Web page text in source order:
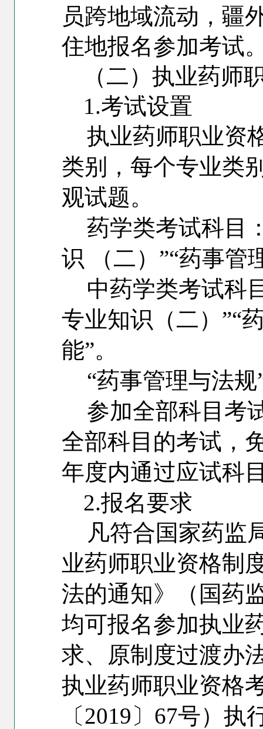
员跨地域流动，疆
住地报名参加考试
（二）执业药师
1.考试设置
执业药师职业资
类别，每个专业类
观试题。
药学类考试科目
识 （二）”“药事管
中药学类考试科
专业知识（二）”“
能”。
“药事管理与法
参加全部科目考
全部科目的考试，
年度内通过应试科
2.报名要求
凡符合国家药监
业药师职业资格制
法的通知》（国药
均可报名参加执业
求、原制度过渡办
执业药师职业资格
〔2019〕67号）执